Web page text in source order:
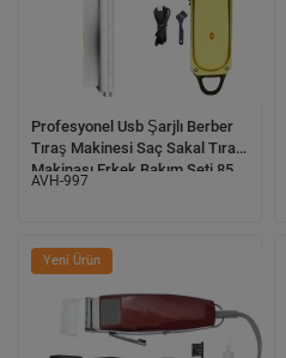
Profesyonel Usb Şarjlı Berber
Tıraş Makinesi Saç Sakal Tıraş
Makinası Erkek Bakım Seti 85
AVH-997
Yeni Ürün